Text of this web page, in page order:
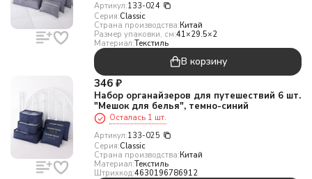
Артикул:133-024
Серия:Classic
Страна производства:Китай
Размер упаковки, см:41×29.5×2
Материал:Текстиль
В корзину
346 ₽
Набор органайзеров для путешествий 6 шт.
"Мешок для белья", темно-синий
Осталась 1 шт.
Артикул:133-025
Серия:Classic
Страна производства:Китай
Материал:Текстиль
Штрихкод:4630196786912